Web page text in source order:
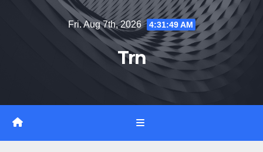
Fri. Aug 7th, 2026 4:31:49 AM
Trn